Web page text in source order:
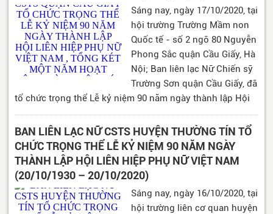
Sáng nay, ngày 17/10/2020, tại
hội trường Trường Mầm non
Quốc tế - số 2 ngõ 80 Nguyễn
Phong Sắc quận Cầu Giấy, Hà
Nội; Ban liên lạc Nữ Chiến sỹ
Trường Sơn quận Cầu Giấy, đã
tổ chức trọng thể Lễ kỷ niệm 90 năm ngày thành lập Hội
LHPN Việt Nam và Tổng kết một năm hoạt động Hội.
BAN LIÊN LẠC NỮ CSTS HUYỆN THƯỜNG TÍN TỔ
CHỨC TRỌNG THỂ LỄ KỶ NIỆM 90 NĂM NGÀY
THÀNH LẬP HỘI LIÊN HIỆP PHỤ NỮ VIỆT NAM
(20/10/1930 – 20/10/2020)
Sáng nay, ngày 16/10/2020, tại
hội trường liên cơ quan huyện